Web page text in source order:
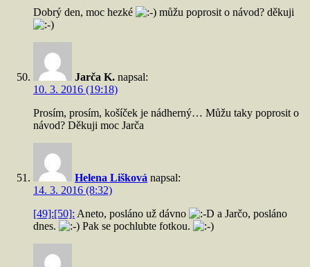
Dobrý den, moc hezké můžu poprosit o návod? děkuji
Jarča K. napsal:
10. 3. 2016 (19:18)
Prosím, prosím, košíček je nádherný… Můžu taky poprosit o
návod? Děkuji moc Jarča
Helena Lišková napsal:
14. 3. 2016 (8:32)
[49]:[50]: Aneto, posláno už dávno
a Jarčo, posláno
dnes.
Pak se pochlubte fotkou.